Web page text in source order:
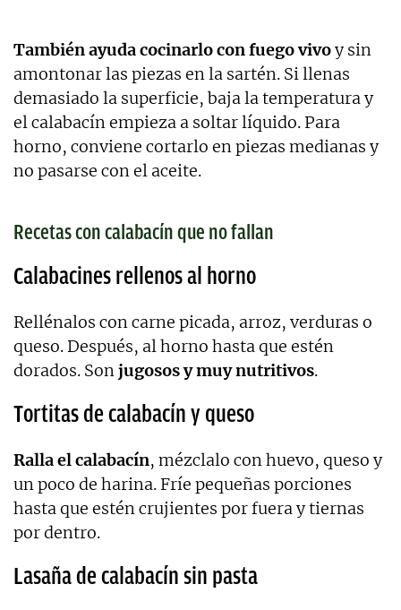
También ayuda cocinarlo con fuego vivoy sin
amontonar las piezas en la sartén. Si llenas
demasiado la superficie, baja la temperatura y
el calabacín empieza a soltar líquido. Para
horno, conviene cortarlo en piezas medianas y
no pasarse con el aceite.
Recetas con calabacín que no fallan
Calabacines rellenos al horno
Rellénalos con carne picada, arroz, verduras o
queso. Después, al horno hasta que estén
dorados. Sonjugosos y muy nutritivos.
Tortitas de calabacín y queso
Ralla el calabacín, mézclalo con huevo, queso y
un poco de harina. Fríe pequeñas porciones
hasta que estén crujientes por fuera y tiernas
por dentro.
Lasaña de calabacín sin pasta